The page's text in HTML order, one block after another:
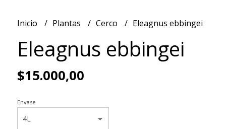
Inicio Plantas Cerco Eleagnus ebbingei
Eleagnus ebbingei
$15.000,00
Envase